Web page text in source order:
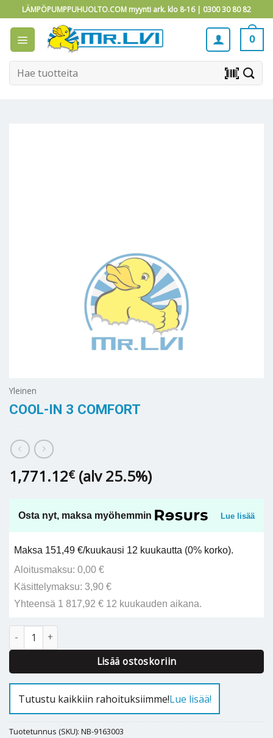
to
content
LÄMPÖPUMPPUHUOLTO.COM myynti ark. klo 8-16 | 0300 30 80 82
0
Etsi: barcode_scanner
Yleinen
COOL-IN 3 COMFORT
1,771.12€ (alv 25.5%)
Osta nyt, maksa myöhemmin Lue lisää
Maksa 151,49 €/kuukausi 12 kuukautta (0% korko).
Aloitusmaksu: 0,00 €
Käsittelymaksu: 3,90 €
Yhteensä 1 817,92 € 12 kuukauden aikana.
Cool-IN 3 Comfort määrä
Lisää ostoskoriin
Alternative:
Tutustu kaikkiin rahoituksiimme!Lue lisää!
Tuotetunnus (SKU): NB-9163003